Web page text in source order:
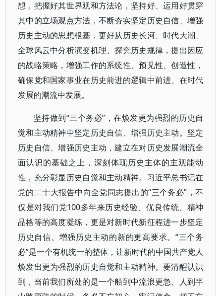
想，把握好其世界观和方法论，坚持好、运用好贯穿
其中的立场观点方法，不断夯实坚定历史自信、增强
历史主动的思想根基，更好从历史长河、时代大潮、
全球风云中分析演变机理、探究历史规律，提出因应
的战略策略，增强工作的系统性、预见性、创造性，
确保党和国家事业在历史前进的逻辑中前进、在时代
发展的潮流中发展。
坚持做到“三个务必”，在焕发更为强烈的历史自
觉和主动精神中坚定历史自信、增强历史主动。坚定
历史自信、增强历史主动，建立在对历史发展潮流全
面认识的基础之上，深刻体现历史主体的主观能动
性，充分彰显历史自觉和主动精神。习近平总书记在
党的二十大报告中向全党同志提出的“三个务必”，不
仅是对我们党100多年来历史经验、优良传统、精神
品格等的高度凝练，更是对新时代新征程进一步坚定
历史自信、增强历史主动的新的更高要求。“三个务
必”是一个有机统一的整体，让新时代的中国共产党人
焕发出更为强烈的历史自觉和主动精神。要清醒认识
到，当前我们所处的是一个船到中流浪更急、人到半